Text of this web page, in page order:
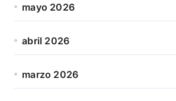
mayo 2026
abril 2026
marzo 2026